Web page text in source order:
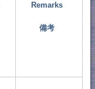
Remarks
備考